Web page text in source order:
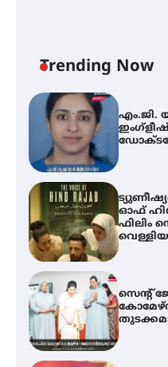
Trending Now
അവധി
എം.ജി.
ഓഫ്
ഫിലിം
സെന്റ്